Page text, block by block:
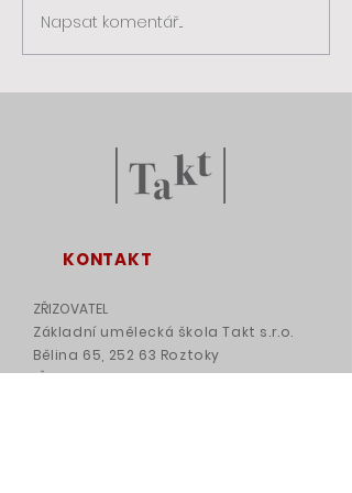
Napsat komentář...
KONTAKT
ZŘIZOVATEL
Základní umělecká škola Takt s.r.o.
Bělina 65, 252 63 Roztoky
IČ14188996